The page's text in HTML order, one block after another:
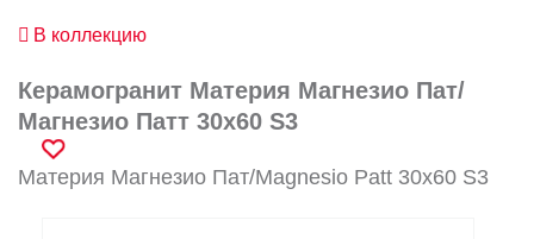
Контакты
В коллекцию
Керамогранит Материя Магнезио Пат/
Магнезио Патт 30x60 S3
Материя Магнезио Пат/Magnesio Patt 30x60 S3